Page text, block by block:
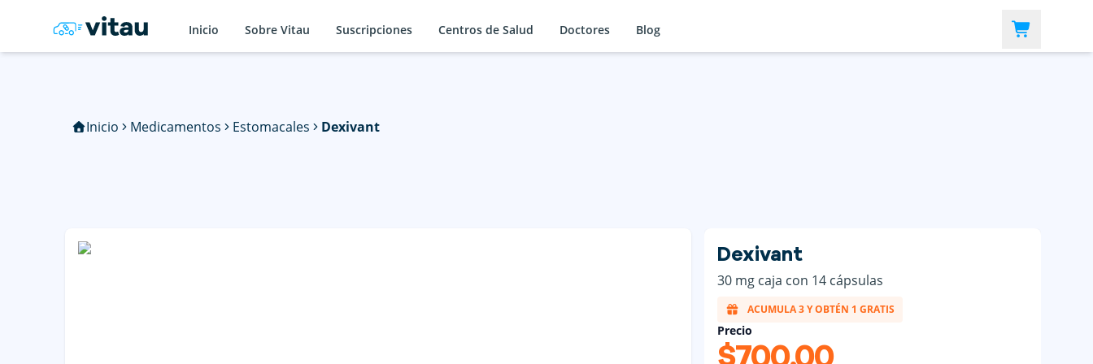
Inicio Sobre Vitau Suscripciones Centros de Salud Doctores Blog
Inicio Medicamentos Estomacales Dexivant
Dexivant
30 mg caja con 14 cápsulas
ACUMULA 3 Y OBTÉN 1 GRATIS
Precio